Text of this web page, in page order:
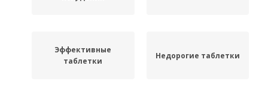
Эффективные
таблетки
Недорогие таблетки